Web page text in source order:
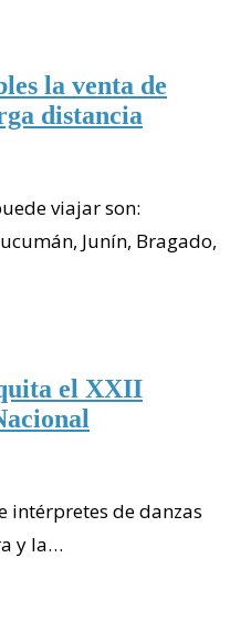
la venta de
distancia
viajar son:
Junín, Bragado,
el XXII
intérpretes de danzas
y la…